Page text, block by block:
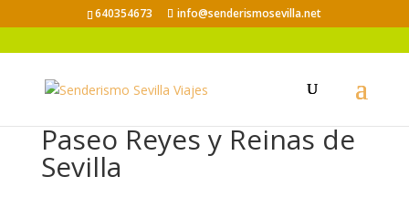
640354673 info@senderismosevilla.net
Paseo Reyes y Reinas de
Sevilla